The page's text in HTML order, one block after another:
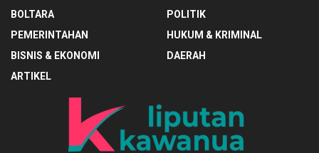
BOLTARA
POLITIK
PEMERINTAHAN
HUKUM & KRIMINAL
BISNIS & EKONOMI
DAERAH
ARTIKEL